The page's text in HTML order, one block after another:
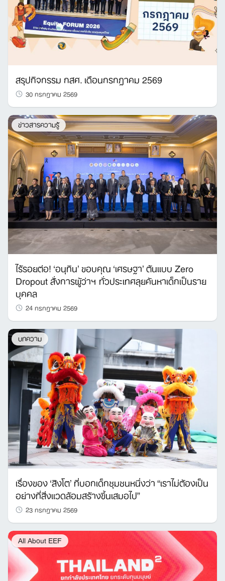
สรุปกิจกรรม กสศ. เดือนกรกฎาคม 2569
30 กรกฎาคม 2569
ข่าวสารความรู้
ไร้รอยต่อ! ‘อนุทิน’ ขอบคุณ ‘เศรษฐา’ ต้นแบบ Zero
Dropout สั่งการผู้ว่าฯ ทั่วประเทศลุยค้นหาเด็กเป็นราย
บุคคล
24 กรกฎาคม 2569
บทความ
เรื่องของ ‘สิงโต’ ที่บอกเด็กชุมชนหนึ่งว่า “เราไม่ต้องเป็น
อย่างที่สิ่งแวดล้อมสร้างขึ้นเสมอไป”
23 กรกฎาคม 2569
All About EEF